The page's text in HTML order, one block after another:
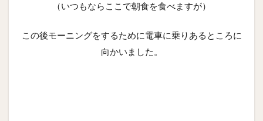
（いつもならここで朝食を食べますが）
この後モーニングをするために電車に乗りあるところに
向かいました。